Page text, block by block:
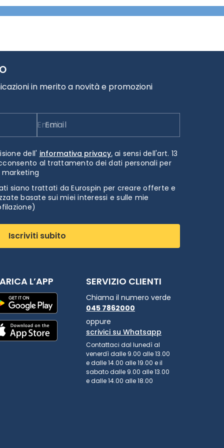
in merito a novità e promozioni
Email
dell' informativa privacy.ai sensi dell'art. 13
al trattamento dei dati personali per
siano trattati da Eurospin per creare offerte e
basate sui miei interessi e sulle mie
Iscriviti subito
L’APP SERVIZIO CLIENTI
Chiama il numero verde
045 7862000
oppure
scrivici su Whatsapp
Contattaci dal lunedì al
venerdì dalle 9.00 alle 13.00
e dalle 14.00 alle 19.00 e il
sabato dalle 9.00 alle 13.00
e dalle 14.00 alle 18.00